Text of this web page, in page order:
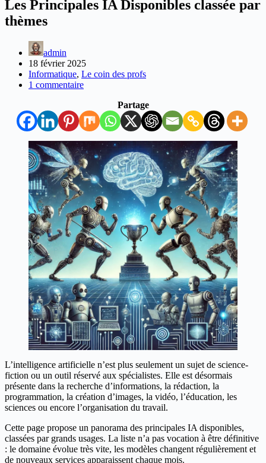
Les Principales IA Disponibles classée par
thèmes
admin
18 février 2025
Informatique, Le coin des profs
1 commentaire
Partage
L’intelligence artificielle n’est plus seulement un sujet de science-
fiction ou un outil réservé aux spécialistes. Elle est désormais
présente dans la recherche d’informations, la rédaction, la
programmation, la création d’images, la vidéo, l’éducation, les
sciences ou encore l’organisation du travail.
Cette page propose un panorama des principales IA disponibles,
classées par grands usages. La liste n’a pas vocation à être définitive
: le domaine évolue très vite, les modèles changent régulièrement et
de nouveaux services apparaissent chaque mois.